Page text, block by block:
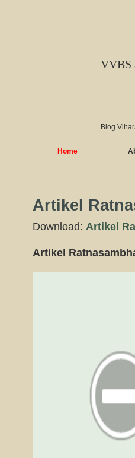
VVBS
Blog
Home
Artikel
Download: Artikel
Artikel